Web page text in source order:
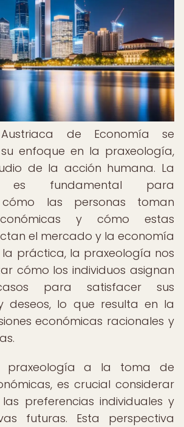
de Economía se
enfoque en la praxeología,
de la acción humana. La
es fundamental para
cómo las personas toman
y cómo estas
el mercado y la economía
la práctica, la praxeología nos
cómo los individuos asignan
para satisfacer sus
deseos, lo que resulta en la
económicas racionales y
praxeología a la toma de
es crucial considerar
las preferencias individuales y
futuras. Esta perspectiva